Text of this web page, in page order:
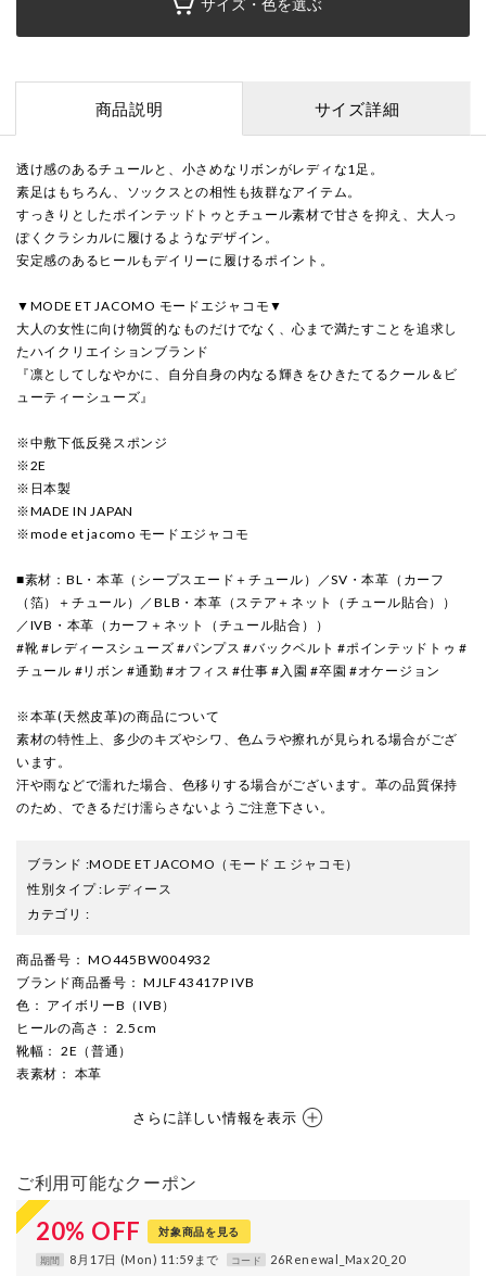
サイズ・色を選ぶ
商品説明 サイズ詳細
透け感のあるチュールと、小さめなリボンがレディな1足。
素足はもちろん、ソックスとの相性も抜群なアイテム。
すっきりとしたポインテッドトゥとチュール素材で甘さを抑え、大人っ
ぽくクラシカルに履けるようなデザイン。
安定感のあるヒールもデイリーに履けるポイント。
▼MODE ET JACOMO モードエジャコモ▼
大人の女性に向け物質的なものだけでなく、心まで満たすことを追求し
たハイクリエイションブランド
『凛としてしなやかに、自分自身の内なる輝きをひきたてるクール＆ビ
ューティーシューズ』
※中敷下低反発スポンジ
※2E
※日本製
※MADE IN JAPAN
※mode et jacomo モードエジャコモ
■素材：BL・本革（シープスエード＋チュール）／SV・本革（カーフ
（箔）＋チュール）／BLB・本革（ステア＋ネット（チュール貼合））
／IVB・本革（カーフ＋ネット（チュール貼合））
#靴 #レディースシューズ #パンプス #バックベルト #ポインテッドトゥ #
チュール #リボン #通勤 #オフィス #仕事 #入園 #卒園 #オケージョン
※本革(天然皮革)の商品について
素材の特性上、多少のキズやシワ、色ムラや擦れが見られる場合がござ
います。
汗や雨などで濡れた場合、色移りする場合がございます。革の品質保持
のため、できるだけ濡らさないようご注意下さい。
ブランド :MODE ET JACOMO （モード エ ジャコモ）
性別タイプ:レディース
カテゴリ :
商品番号 ： MO445BW004932
ブランド商品番号 ： MJLF43417P IVB
色 ： アイボリーB（IVB）
ヒールの高さ ： 2.5cm
靴幅 ： 2E（普通）
表素材 ： 本革
さらに詳しい情報を表示
ご利用可能なクーポン
20% OFF 対象商品を見る
期間 8月17日 (Mon) 11:59まで コード 26Renewal_Max20_20